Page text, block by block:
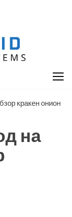
кракен онион
на